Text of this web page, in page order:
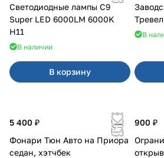
Светодиодные лампы C9
Super LED 6000LM 6000K
H11
В наличии
В корзину
В
5 400 ₽
Фонари Тюн Авто на Приора
седан, хэтчбек
900 ₽